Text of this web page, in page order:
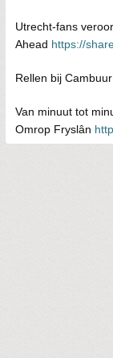
Utrecht-fans
Ahead https://
Rellen bij
Van minuut tot
Omrop Fryslân